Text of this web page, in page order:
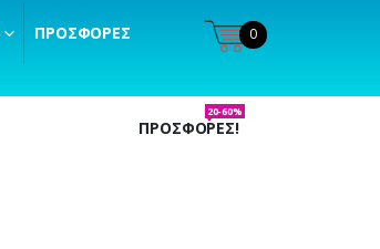
ΠΡΟΣΦΟΡΈΣ 0
ΠΡΟΣΦΟΡΕΣ!
20-60%